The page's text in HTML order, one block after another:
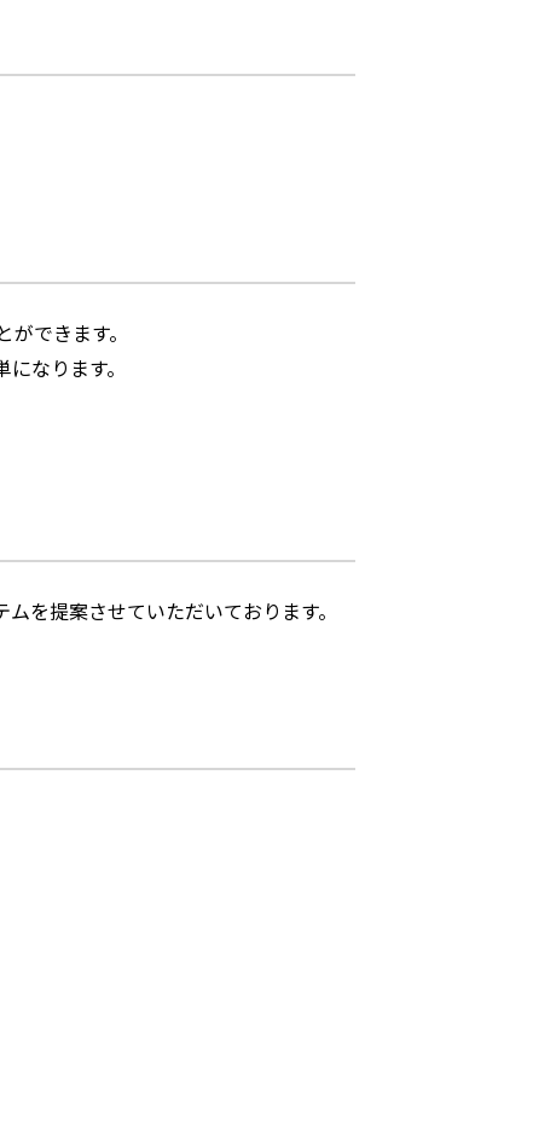
できます。
なります。
を提案させていただいております。